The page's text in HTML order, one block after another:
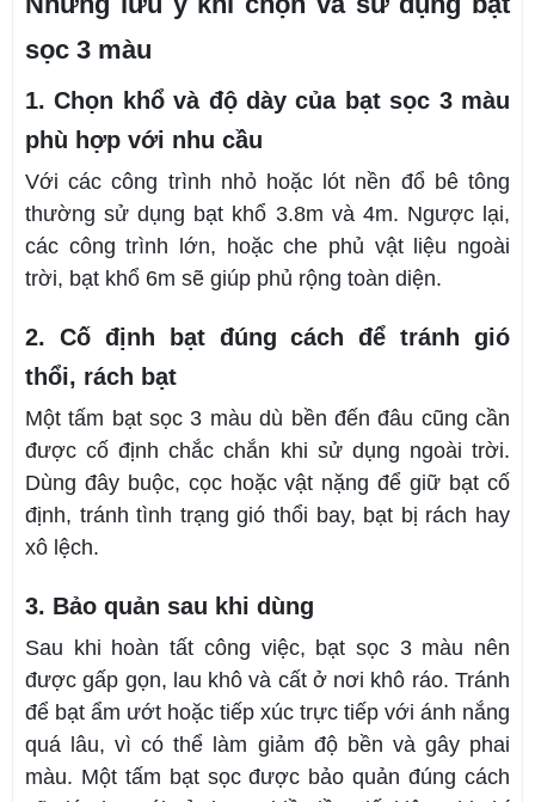
sọc 3 màu
1. Chọn khổ và độ dày của bạt sọc 3 màu
phù hợp với nhu cầu
Với các công trình nhỏ hoặc lót nền đổ bê tông
thường sử dụng bạt khổ 3.8m và 4m. Ngược lại,
các công trình lớn, hoặc che phủ vật liệu ngoài
trời, bạt khổ 6m sẽ giúp phủ rộng toàn diện.
2. Cố định bạt đúng cách để tránh gió
thổi, rách bạt
Một tấm bạt sọc 3 màu dù bền đến đâu cũng cần
được cố định chắc chắn khi sử dụng ngoài trời.
Dùng đây buộc, cọc hoặc vật nặng để giữ bạt cố
định, tránh tình trạng gió thổi bay, bạt bị rách hay
xô lệch.
3. Bảo quản sau khi dùng
Sau khi hoàn tất công việc, bạt sọc 3 màu nên
được gấp gọn, lau khô và cất ở nơi khô ráo. Tránh
để bạt ẩm ướt hoặc tiếp xúc trực tiếp với ánh nắng
quá lâu, vì có thể làm giảm độ bền và gây phai
màu. Một tấm bạt sọc được bảo quản đúng cách